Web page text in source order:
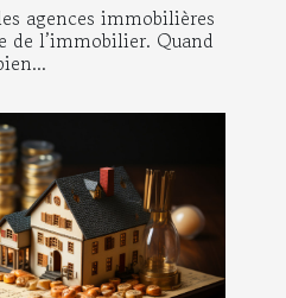
agences immobilières
de l’immobilier. Quand